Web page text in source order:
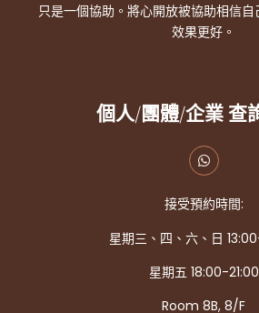
只是一個協助。將心開放被協助相信
效果更好。
個人/團體/企業 查
接受預約時間:
星期三、四、六、日
星期五 18:00-21:00
Room 8B, 8/F